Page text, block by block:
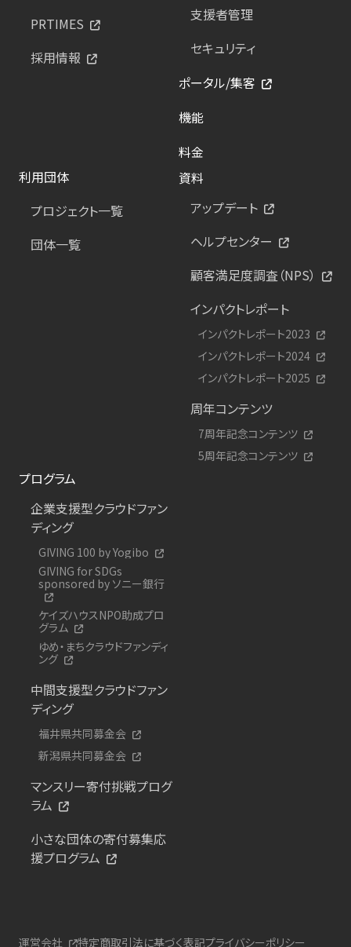
PRTIMES
採用情報
支援者管理
セキュリティ
ポータル/集客
機能
料金
利用団体
プロジェクト一覧
団体一覧
資料
アップデート
ヘルプセンター
顧客満足度調査（NPS）
インパクトレポート
インパクトレポート2023
インパクトレポート2024
インパクトレポート2025
周年コンテンツ
7周年記念コンテンツ
5周年記念コンテンツ
プログラム
企業支援型クラウドファン
ディング
GIVING 100 by Yogibo
GIVING for SDGs
sponsored by ソニー銀行
ケイズハウスNPO助成プロ
グラム
ゆめ・まちクラウドファンディ
ング
中間支援型クラウドファン
ディング
福井県共同募金会
新潟県共同募金会
マンスリー寄付挑戦プログ
ラム
小さな団体の寄付募集応
援プログラム
運営会社 特定商取引法に基づく表記プライバシーポリシー